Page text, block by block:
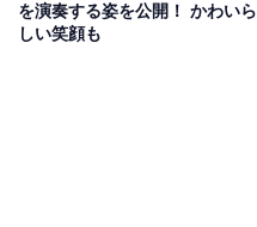
を演奏する姿を公開！ かわいら
しい笑顔も